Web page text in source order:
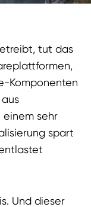
tut das
Komponenten
einem sehr
spart
Und dieser